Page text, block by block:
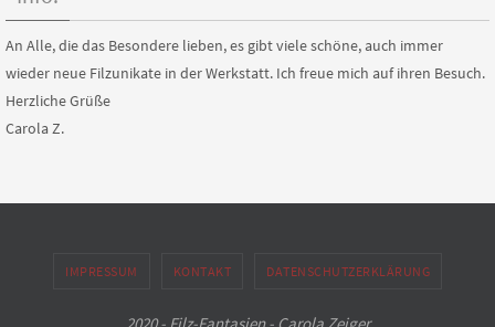
An Alle, die das Besondere lieben, es gibt viele schöne, auch immer
wieder neue Filzunikate in der Werkstatt. Ich freue mich auf ihren Besuch.
Herzliche Grüße
Carola Z.
IMPRESSUM KONTAKT DATENSCHUTZERKLÄRUNG